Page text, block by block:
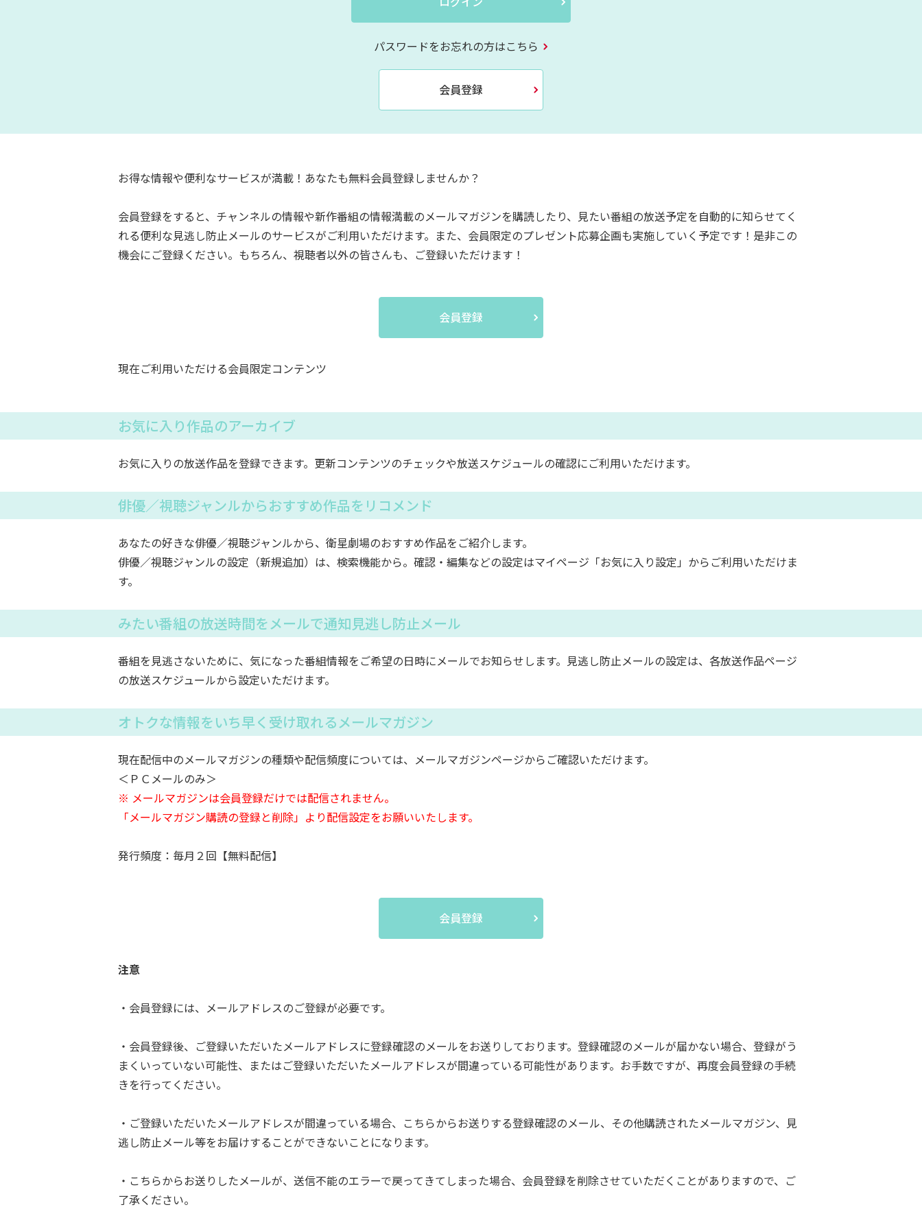
パスワードをお忘れの方はこちら
会員登録
お得な情報や便利なサービスが満載！あなたも無料会員登録しませんか？
会員登録をすると、チャンネルの情報や新作番組の情報満載のメールマガジンを購読したり、見たい番組の放送予定を自動的に知らせてく
れる便利な見逃し防止メールのサービスがご利用いただけます。また、会員限定のプレゼント応募企画も実施していく予定です！是非この
機会にご登録ください。もちろん、視聴者以外の皆さんも、ご登録いただけます！
会員登録
現在ご利用いただける会員限定コンテンツ
お気に入り作品のアーカイブ
お気に入りの放送作品を登録できます。更新コンテンツのチェックや放送スケジュールの確認にご利用いただけます。
俳優／視聴ジャンルからおすすめ作品をリコメンド
あなたの好きな俳優／視聴ジャンルから、衛星劇場のおすすめ作品をご紹介します。
俳優／視聴ジャンルの設定（新規追加）は、検索機能から。確認・編集などの設定はマイページ「お気に入り設定」からご利用いただけま
す。
みたい番組の放送時間をメールで通知見逃し防止メール
番組を見逃さないために、気になった番組情報をご希望の日時にメールでお知らせします。見逃し防止メールの設定は、各放送作品ページ
の放送スケジュールから設定いただけます。
オトクな情報をいち早く受け取れるメールマガジン
現在配信中のメールマガジンの種類や配信頻度については、メールマガジンページからご確認いただけます。
＜ＰＣメールのみ＞
※ メールマガジンは会員登録だけでは配信されません。
「メールマガジン購読の登録と削除」より配信設定をお願いいたします。
発行頻度：毎月２回【無料配信】
会員登録
注意
・会員登録には、メールアドレスのご登録が必要です。
・会員登録後、ご登録いただいたメールアドレスに登録確認のメールをお送りしております。登録確認のメールが届かない場合、登録がう
まくいっていない可能性、またはご登録いただいたメールアドレスが間違っている可能性があります。お手数ですが、再度会員登録の手続
きを行ってください。
・ご登録いただいたメールアドレスが間違っている場合、こちらからお送りする登録確認のメール、その他購読されたメールマガジン、見
逃し防止メール等をお届けすることができないことになります。
・こちらからお送りしたメールが、送信不能のエラーで戻ってきてしまった場合、会員登録を削除させていただくことがありますので、ご
了承ください。